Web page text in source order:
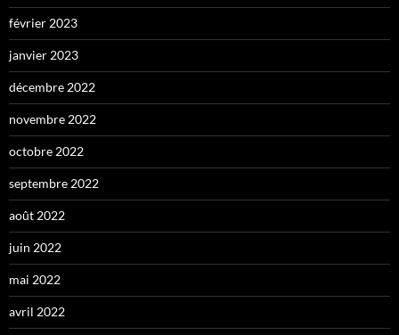
février 2023
janvier 2023
décembre 2022
novembre 2022
octobre 2022
septembre 2022
août 2022
juin 2022
mai 2022
avril 2022